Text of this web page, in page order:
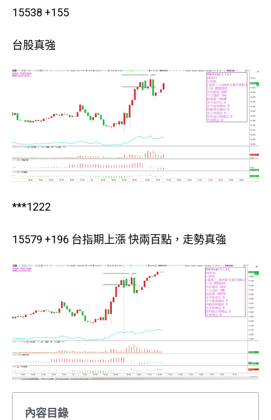
15538 +155
台股真強
***1222
15579 +196 台指期上漲 快兩百點，走勢真強
內容目錄